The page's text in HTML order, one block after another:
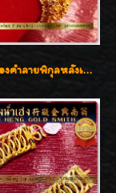
สร้อยข้อมือทองคำลายพิกุลหลังเต่า น้ำหนัก 86.6g ( 5.71 บาท ) หน้ากว้าง 20 มิล